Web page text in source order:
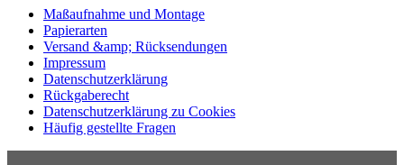
Maßaufnahme und Montage
Papierarten
Versand &amp; Rücksendungen
Impressum
Datenschutzerklärung
Rückgaberecht
Datenschutzerklärung zu Cookies
Häufig gestellte Fragen